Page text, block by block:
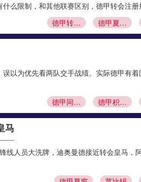
么限制，和其他联赛区别，德甲转会注册
德甲转会窗口
德甲夏窗时间
以为优先看两队交手战绩。实际德甲有
德甲同分排名
德甲积分榜规则
马
人员大洗牌，迪奥曼德接近转会皇马，